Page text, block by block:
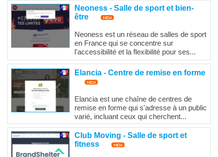
Neoness - Salle de sport et bien-
être
Neoness est un réseau de salles de sport
en France qui se concentre sur
l'accessibilité et la flexibilité pour ses...
Elancia - Centre de remise en forme
Elancia est une chaîne de centres de
remise en forme qui s'adresse à un public
varié, incluant ceux qui cherchent...
Club Moving - Salle de sport et
fitness